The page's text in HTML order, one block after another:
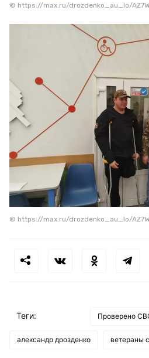
© https://max.ru/drozdenko_au_lo/
© https://max.ru/drozdenko_au_lo/
Теги: Проверено
александр дрозденко ветераны